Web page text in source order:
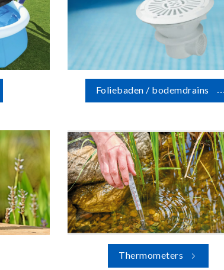
Foliebaden / bodemdrains
Thermometers